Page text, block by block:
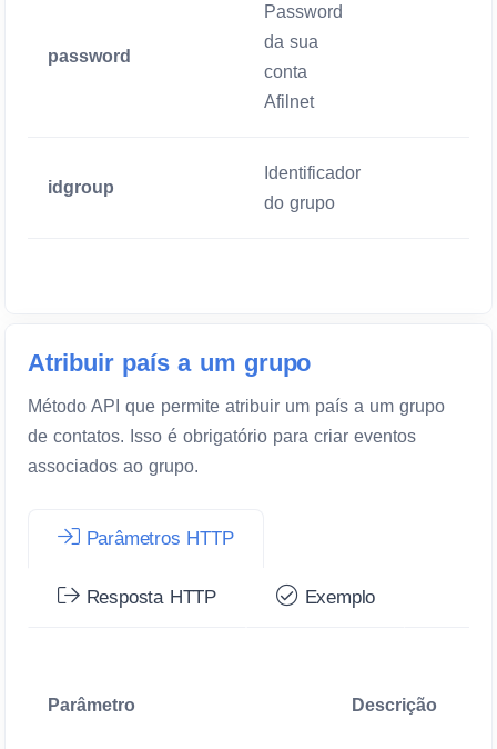
password
Password
da sua
conta
Afilnet
idgroup
Identificador
do grupo
Atribuir país a um grupo
Método API que permite atribuir um país a um grupo
de contatos. Isso é obrigatório para criar eventos
associados ao grupo.
Parâmetros HTTP
Resposta HTTP Exemplo
Parâmetro Descrição